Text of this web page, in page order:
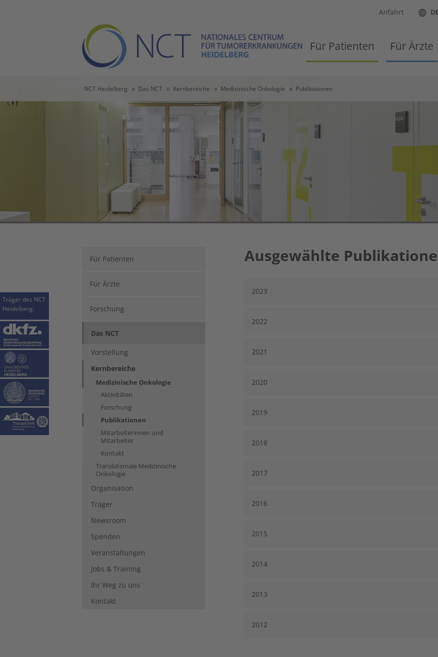
Anfahrt
Für Patienten Für Ärzte
NCT Heidelberg Das NCT Kernbereiche Medizinische Onkologie Publikationen
Für Patienten
Für Ärzte
Forschung
Das NCT
Vorstellung
Kernbereiche
Medizinische Onkologie
Aktivitäten
Forschung
Publikationen
Mitarbeiterinnen und
Mitarbeiter
Kontakt
Translationale Medizinische
Onkologie
Organisation
Träger
Newsroom
Spenden
Veranstaltungen
Jobs & Training
Ihr Weg zu uns
Kontakt
Ausgewählte
2023
2022
2021
2020
2019
2018
2017
2016
2015
2014
2013
2012
Träger des NCT
Heidelberg: